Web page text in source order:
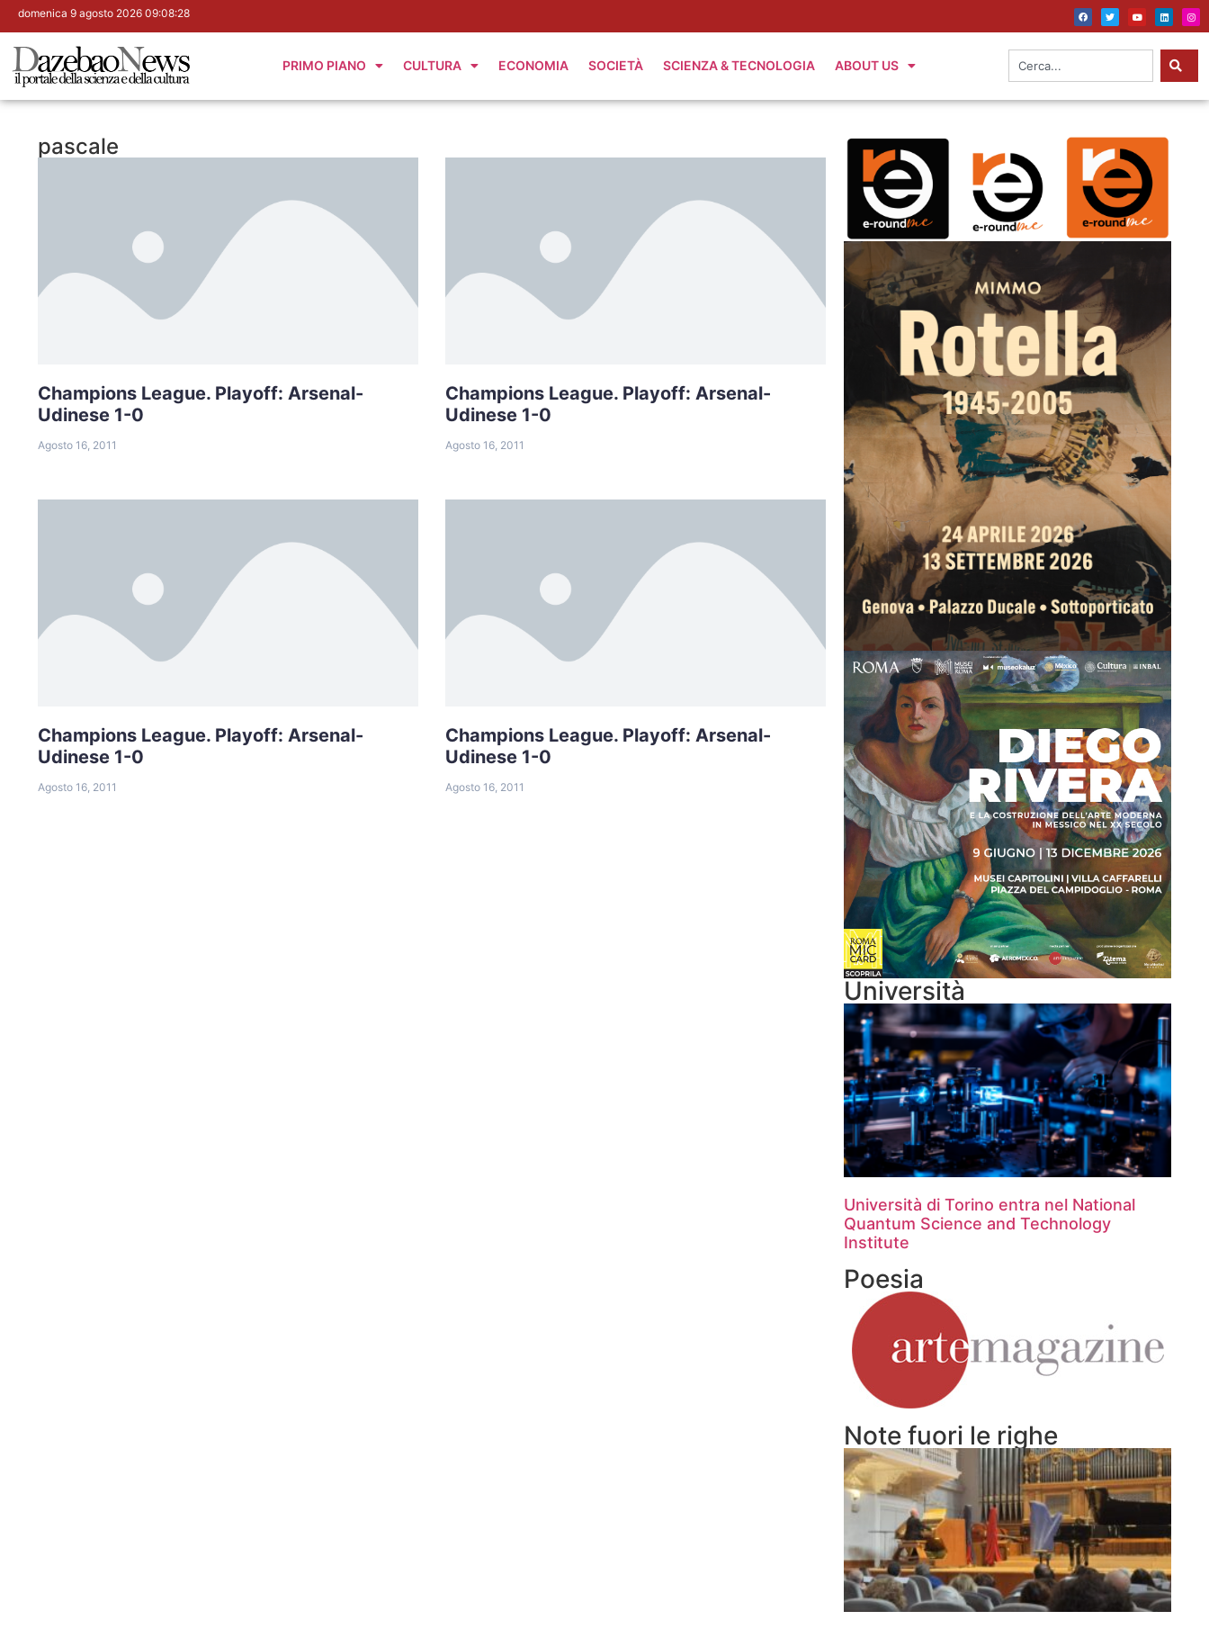
domenica 9 agosto 2026 09:08:29
PRIMO PIANO CULTURA ECONOMIA SOCIETÀ SCIENZA & TECNOLOGIA ABOUT US
pascale
Champions League. Playoff: Arsenal-
Udinese 1-0
Agosto 16, 2011
Champions League. Playoff: Arsenal-
Udinese 1-0
Agosto 16, 2011
Champions League. Playoff: Arsenal-
Udinese 1-0
Agosto 16, 2011
Champions League. Playoff: Arsenal-
Udinese 1-0
Agosto 16, 2011
Università
Università di Torino entra nel National
Quantum Science and Technology
Institute
Poesia
Note fuori le righe